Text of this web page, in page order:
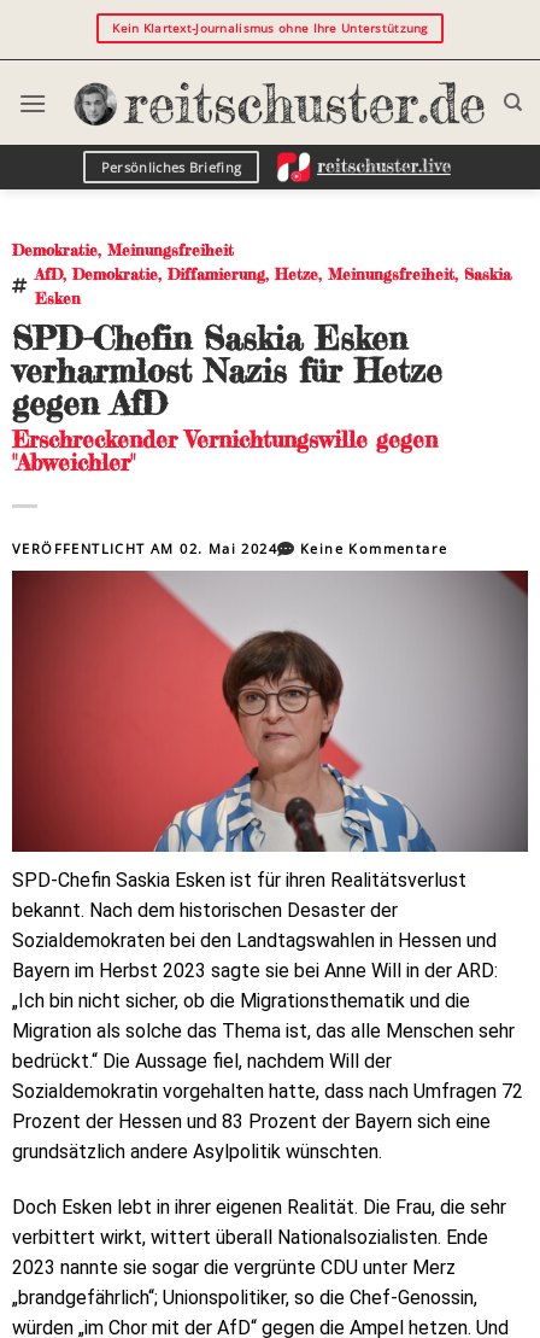
Kein Klartext-Journalismus ohne Ihre Unterstützung
Persönliches Briefing
Demokratie, Meinungsfreiheit
AfD,Demokratie,Diffamierung,Hetze, Meinungsfreiheit, Saskia
Esken
SPD-Chefin Saskia Esken
verharmlost Nazis für Hetze
gegen AfD
Erschreckender Vernichtungswille gegen
"Abweichler"
VERÖFFENTLICHT AM02. Mai 2024 Keine Kommentare
SPD-Chefin Saskia Esken ist für ihren Realitätsverlust
bekannt. Nach dem historischen Desaster der
Sozialdemokraten bei den Landtagswahlen in Hessen und
Bayern im Herbst 2023 sagte sie bei Anne Will in der ARD:
„Ich bin nicht sicher, ob die Migrationsthematik und die
Migration als solche das Thema ist, das alle Menschen sehr
bedrückt.“ Die Aussage fiel, nachdem Will der
Sozialdemokratin vorgehalten hatte, dass nach Umfragen 72
Prozent der Hessen und 83 Prozent der Bayern sich eine
grundsätzlich andere Asylpolitik wünschten.
Doch Esken lebt in ihrer eigenen Realität. Die Frau, die sehr
verbittert wirkt, wittert überall Nationalsozialisten. Ende
2023 nannte sie sogar die vergrünte CDU unter Merz
„brandgefährlich“; Unionspolitiker, so die Chef-Genossin,
würden „im Chor mit der AfD“ gegen die Ampel hetzen. Und